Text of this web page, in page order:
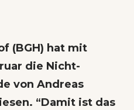
(BGH) hat mit
die Nicht-
von Andreas
“Damit ist das